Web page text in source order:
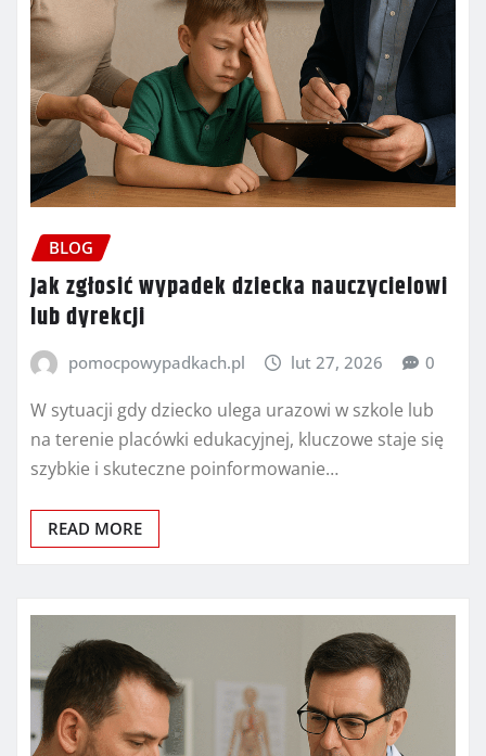
BLOG
Jak zgłosić wypadek dziecka nauczycielowi
lub dyrekcji
pomocpowypadkach.pl lut 27, 2026 0
W sytuacji gdy dziecko ulega urazowi w szkole lub
na terenie placówki edukacyjnej, kluczowe staje się
szybkie i skuteczne poinformowanie…
READ MORE